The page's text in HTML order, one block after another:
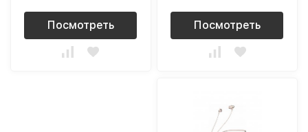
Посмотреть Посмотреть